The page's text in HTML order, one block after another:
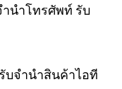
นำโทรศัพท์ รับ
บจำนำสินค้าไอที